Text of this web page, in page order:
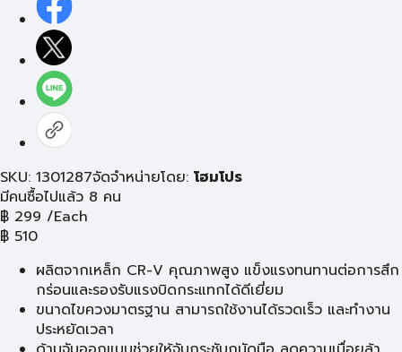
SKU: 1301287จัดจำหน่ายโดย: โฮมโปร
มีคนซื้อไปแล้ว 8 คน
฿ 299 /Each
฿ 510
ผลิตจากเหล็ก CR-V คุณภาพสูง แข็งแรงทนทานต่อการสึก
กร่อนและรองรับแรงบิดกระแทกได้ดีเยี่ยม
ขนาดไขควงมาตรฐาน สามารถใช้งานได้รวดเร็ว และทำงาน
ประหยัดเวลา